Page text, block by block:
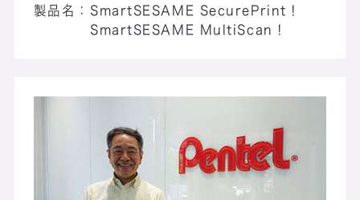
製品名： SmartSESAME SecurePrint！
SmartSESAME MultiScan！